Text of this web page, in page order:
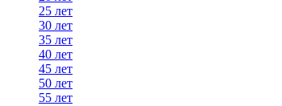
25 лет
30 лет
35 лет
40 лет
45 лет
50 лет
55 лет